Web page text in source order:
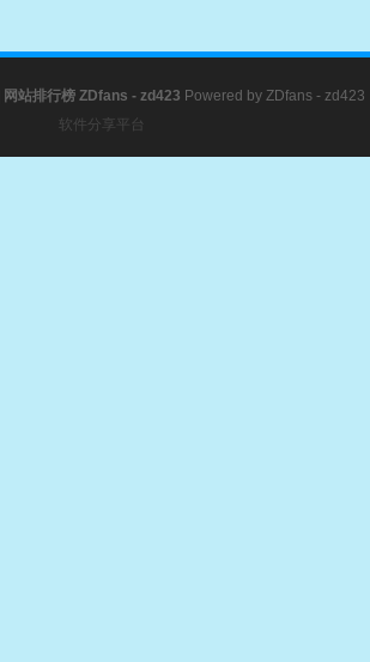
网站排行榜ZDfans - zd423 Powered by ZDfans - zd423
软件分享平台